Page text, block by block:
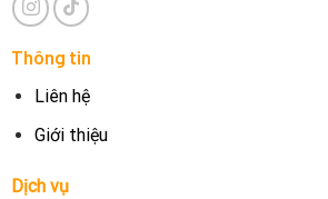
Thông tin
Liên hệ
Giới thiệu
Dịch vụ